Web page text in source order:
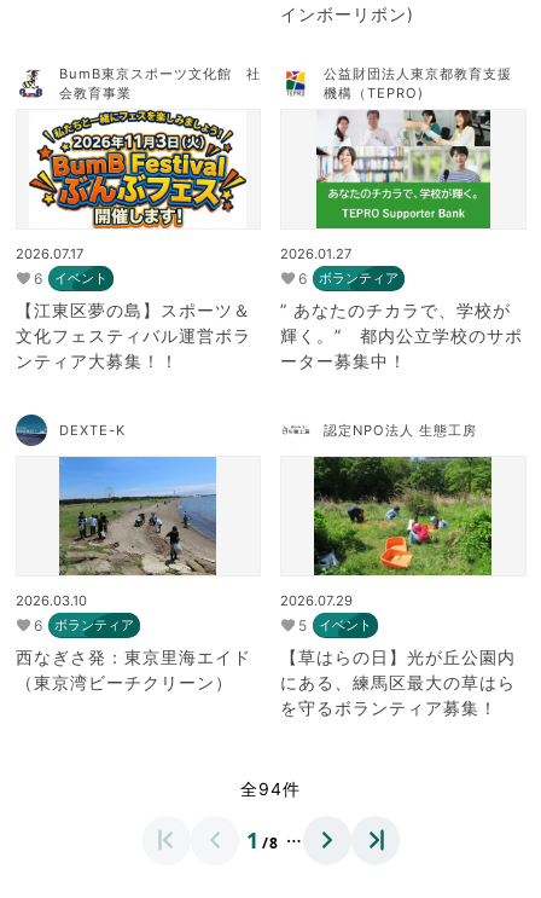
インボーリボン)
BumB東京スポーツ文化館 社
会教育事業
2026.07.17
6 イベント
【江東区夢の島】スポーツ＆
文化フェスティバル運営ボラ
ンティア大募集！！
公益財団法人東京都教育支援
機構（TEPRO)
2026.01.27
6 ボランティア
” あなたのチカラで、学校が
輝く。” 都内公立学校のサポ
ーター募集中！
DEXTE-K
2026.03.10
6 ボランティア
西なぎさ発：東京里海エイド
（東京湾ビーチクリーン）
認定NPO法人 生態工房
2026.07.29
5 イベント
【草はらの日】光が丘公園内
にある、練馬区最大の草はら
を守るボランティア募集！
全94件
1 /8 …